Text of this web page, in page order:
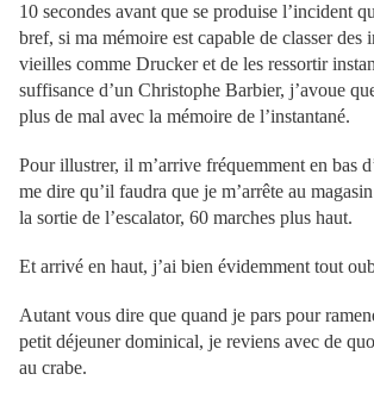
10 secondes avant que se produise l’incident
bref, si ma mémoire est capable de classer des
vieilles comme Drucker et de les ressortir
suffisance d’un Christophe Barbier, j’avoue
plus de mal avec la mémoire de l’instantané.
Pour illustrer, il m’arrive fréquemment en bas
me dire qu’il faudra que je m’arrête au
la sortie de l’escalator, 60 marches plus haut.
Et arrivé en haut, j’ai bien évidemment tout
Autant vous dire que quand je pars pour
petit déjeuner dominical, je reviens avec de
au crabe.